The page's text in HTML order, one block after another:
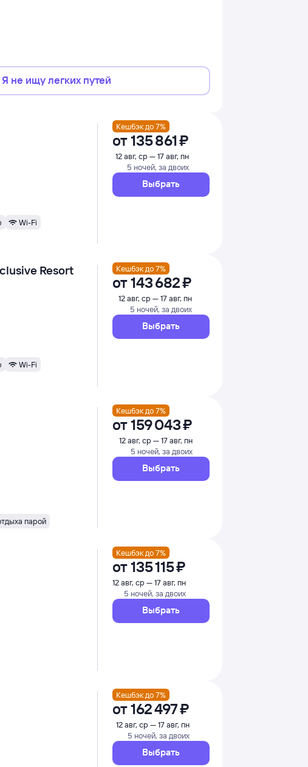
Я не ищу легких путей
Wi-Fi
Кешбэк до 7%
от135 ⁠861 ⁠₽
12 авг, ср — 17 авг, пн
5 ночей, за двоих
Выбрать
Resort
Wi-Fi
Кешбэк до 7%
от143 ⁠682 ⁠₽
12 авг, ср — 17 авг, пн
5 ночей, за двоих
Выбрать
парой
Кешбэк до 7%
от159 ⁠043 ⁠₽
12 авг, ср — 17 авг, пн
5 ночей, за двоих
Выбрать
Кешбэк до 7%
от135 ⁠115 ⁠₽
12 авг, ср — 17 авг, пн
5 ночей, за двоих
Выбрать
Кешбэк до 7%
от162 ⁠497 ⁠₽
12 авг, ср — 17 авг, пн
5 ночей, за двоих
Выбрать